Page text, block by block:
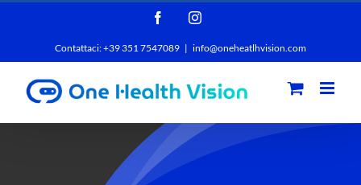
contenuto
FacebookInstagram
Contattaci: +39 351 7547089 | info@oneheatlhvision.com